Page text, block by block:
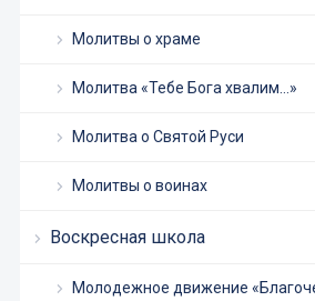
Молитвы о храме
Молитва «Тебе Бога хвалим…»
Молитва о Святой Руси
Молитвы о воинах
Воскресная школа
Молодежное движение